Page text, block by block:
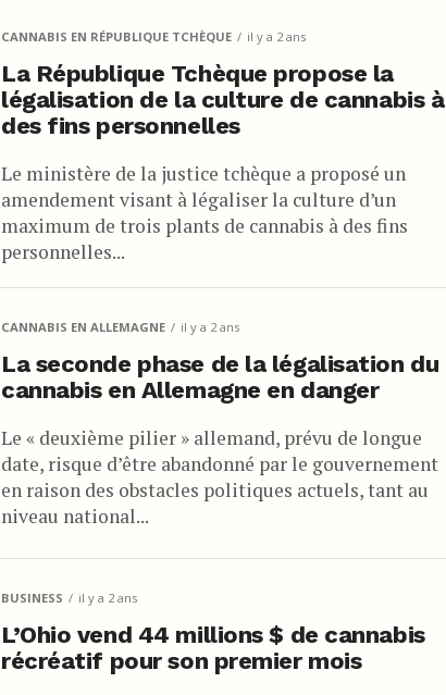
CANNABIS EN RÉPUBLIQUE TCHÈQUE il y a 2 ans
La République Tchèque propose la
légalisation de la culture de cannabis à
des fins personnelles
Le ministère de la justice tchèque a proposé un
amendement visant à légaliser la culture d’un
maximum de trois plants de cannabis à des fins
personnelles...
CANNABIS EN ALLEMAGNE il y a 2 ans
La seconde phase de la légalisation du
cannabis en Allemagne en danger
Le « deuxième pilier » allemand, prévu de longue
date, risque d’être abandonné par le gouvernement
en raison des obstacles politiques actuels, tant au
niveau national...
BUSINESS il y a 2 ans
L’Ohio vend 44 millions $ de cannabis
récréatif pour son premier mois